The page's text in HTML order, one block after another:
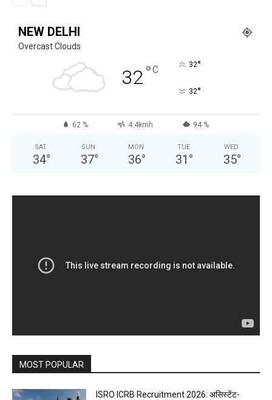
NEW DELHI
Overcast Clouds
32°C 32°
32°
62 % 4.4kmh 94 %
SAT
34°
SUN
37°
MON
36°
TUE
31 °
WED
35°
MOST POPULAR
ISRO ICRB Recruitment 2026: असिस्टेंट-